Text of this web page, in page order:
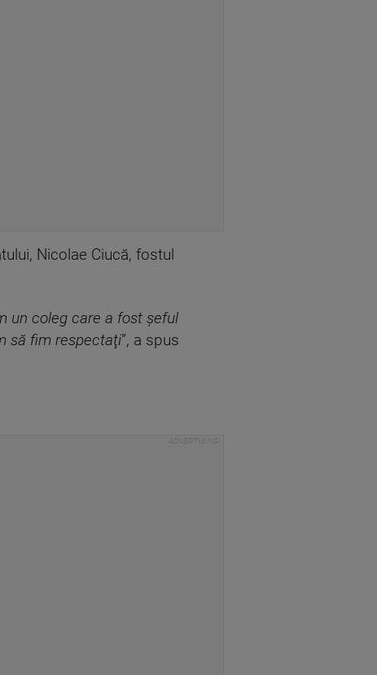
Nicolae Ciucă, fostul
un coleg care a fost şeful
să fim respectaţi”, a spus